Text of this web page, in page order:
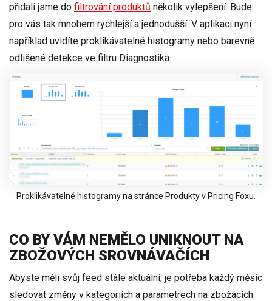
přidali jsme do filtrování produktů několik vylepšení. Bude
pro vás tak mnohem rychlejší a jednodušší. V aplikaci nyní
například uvidíte proklikávatelné histogramy nebo barevně
odlišené detekce ve filtru Diagnostika.
Proklikávatelné histogramy na stránce Produkty v Pricing Foxu.
CO BY VÁM NEMĚLO UNIKNOUT NA
ZBOŽOVÝCH SROVNÁVAČÍCH
Abyste měli svůj feed stále aktuální, je potřeba každý měsíc
sledovat změny v kategoriích a parametrech na zbožácích.